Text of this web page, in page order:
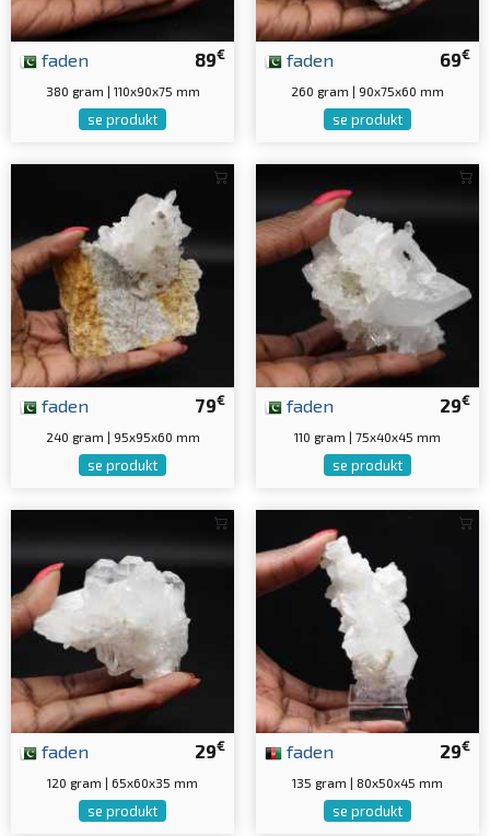
89€
faden
380 gram | 110x90x75 mm
se produkt
69€
faden
260 gram | 90x75x60 mm
se produkt
79€
faden
240 gram | 95x95x60 mm
se produkt
29€
faden
110 gram | 75x40x45 mm
se produkt
29€
faden
120 gram | 65x60x35 mm
se produkt
29€
faden
135 gram | 80x50x45 mm
se produkt